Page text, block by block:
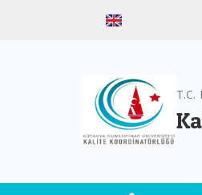
T.C.